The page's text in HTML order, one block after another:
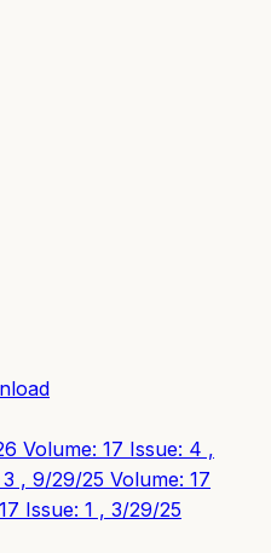
Volume: 17 Issue: 4 ,
3 , 9/29/25 Volume: 17
Issue: 1 , 3/29/25